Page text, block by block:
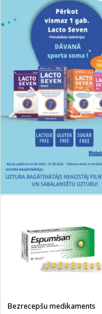
Bezrecepšu medikaments